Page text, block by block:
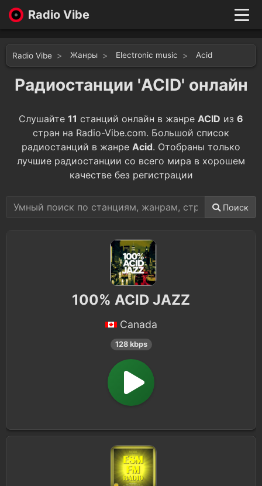
Radio Vibe
New
Genres
Likes
Top 100
Войти
Radio Vibe Жанры Electronic music Acid
Радиостанции 'ACID' онлайн
Слушайте 11 станций онлайн в жанре ACID из 6
стран на Radio-Vibe.com. Большой список
радиостанций в жанре Acid. Отобраны только
лучшие радиостанции со всего мира в хорошем
качестве без регистрации
Поиск
100% ACID JAZZ
Canada
128 kbps